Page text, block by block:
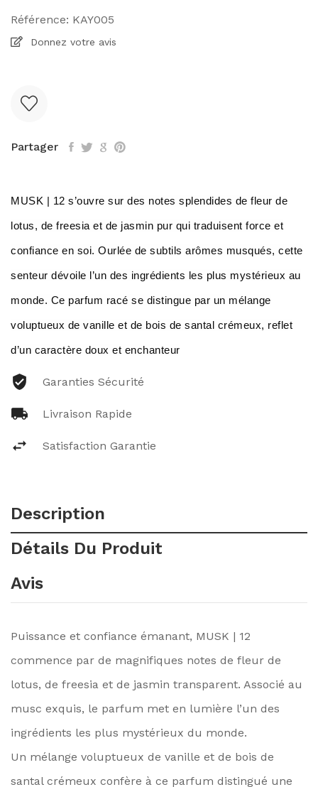
Référence: KAY005
Donnez votre avis
Partager
MUSK | 12 s’ouvre sur des notes splendides de fleur de
lotus, de freesia et de jasmin pur qui traduisent force et
confiance en soi. Ourlée de subtils arômes musqués, cette
senteur dévoile l’un des ingrédients les plus mystérieux au
monde. Ce parfum racé se distingue par un mélange
voluptueux de vanille et de bois de santal crémeux, reflet
d’un caractère doux et enchanteur
Garanties Sécurité
Livraison Rapide
Satisfaction Garantie
Description
Détails Du Produit
Avis
Puissance et confiance émanant, MUSK | 12
commence par de magnifiques notes de fleur de
lotus, de freesia et de jasmin transparent. Associé au
musc exquis, le parfum met en lumière l’un des
ingrédients les plus mystérieux du monde.
Un mélange voluptueux de vanille et de bois de
santal crémeux confère à ce parfum distingué une